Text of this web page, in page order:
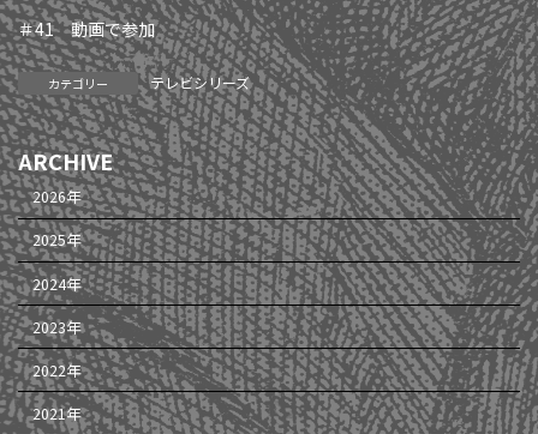
＃41 動画で参加
カテゴリー テレビシリーズ
ARCHIVE
2026年
2025年
2024年
2023年
2022年
2021年